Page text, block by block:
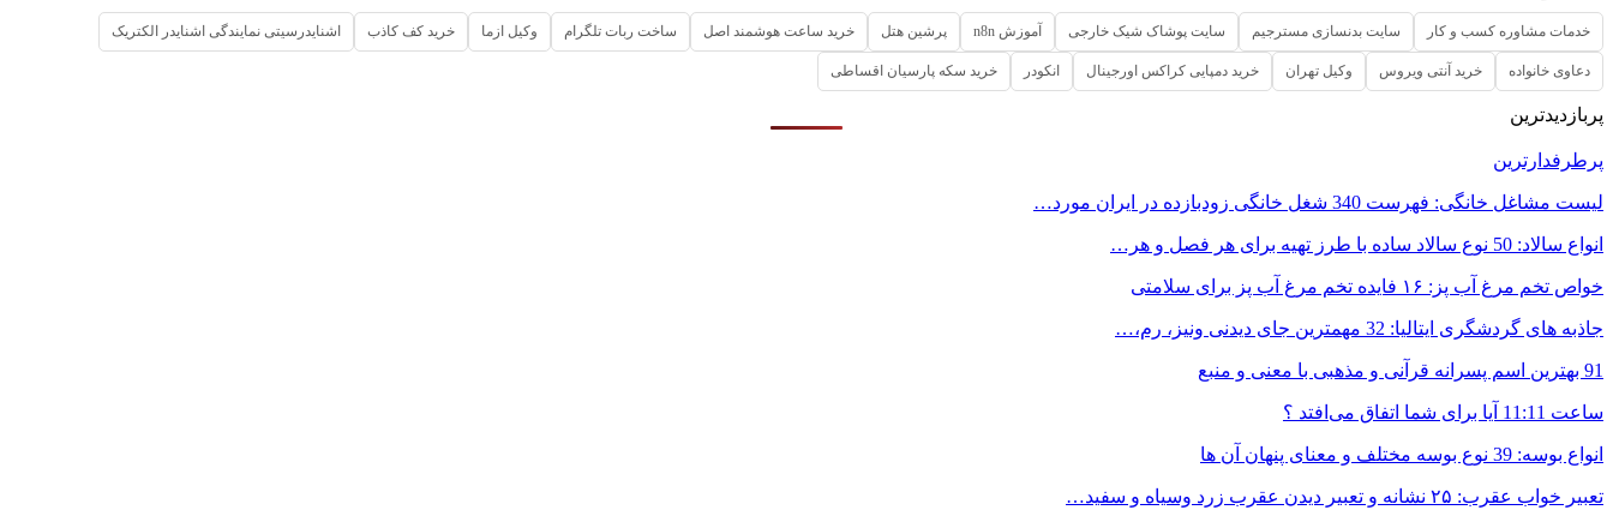
خدمات مشاوره کسب و کار سایت بدنسازی مسترجیم سایت پوشاک شیک خارجی آموزش n8n پرشین هتل خرید ساعت هوشمند اصل ساخت ربات تلگرام وکیل ازما خرید کف کاذب اشنایدرسیتی نمایندگی اشنایدر الکتریک
دعاوی خانواده خرید آنتی ویروس وکیل تهران خرید دمپایی کراکس اورجینال انکودر خرید سکه پارسیان اقساطی
پربازدیدترین
پرطرفدارترین
لیست مشاغل خانگی: فهرست 340 شغل خانگی زودبازده در ایران مورد…
انواع سالاد: 50 نوع سالاد ساده با طرز تهیه برای هر فصل و هر…
خواص تخم مرغ آب پز: ۱۶ فایده تخم مرغ آب پز برای سلامتی
جاذبه های گردشگری ایتالیا: 32 مهمترین جای دیدنی ونیز، رم،…
91 بهترین اسم پسرانه قرآنی و مذهبی با معنی و منبع
ساعت 11:11 آیا برای شما اتفاق می‌افتد ؟
انواع بوسه: 39 نوع بوسه مختلف و معنای پنهان آن ها
تعبیر خواب عقرب: ۲۵ نشانه و تعبیر دیدن عقرب زرد وسیاه و سفید…